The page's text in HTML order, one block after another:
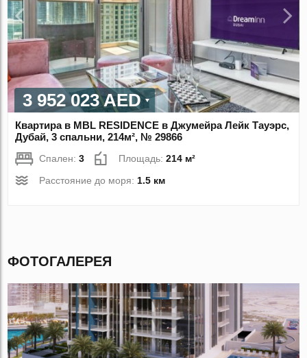
3 952 023 AED
Квартира в MBL RESIDENCE в Джумейра Лейк Тауэрс,
Дубай, 3 спальни, 214м², № 29866
Спален:3 Площадь:214 м²
Расстояние до моря: 1.5 км
ФОТОГАЛЕРЕЯ